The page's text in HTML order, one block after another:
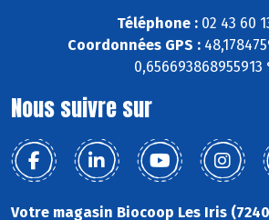
Téléphone : 02 43 60
Coordonnées GPS :
0,656693868955913
Nous suivre sur
Votre magasin Biocoop Les Iris